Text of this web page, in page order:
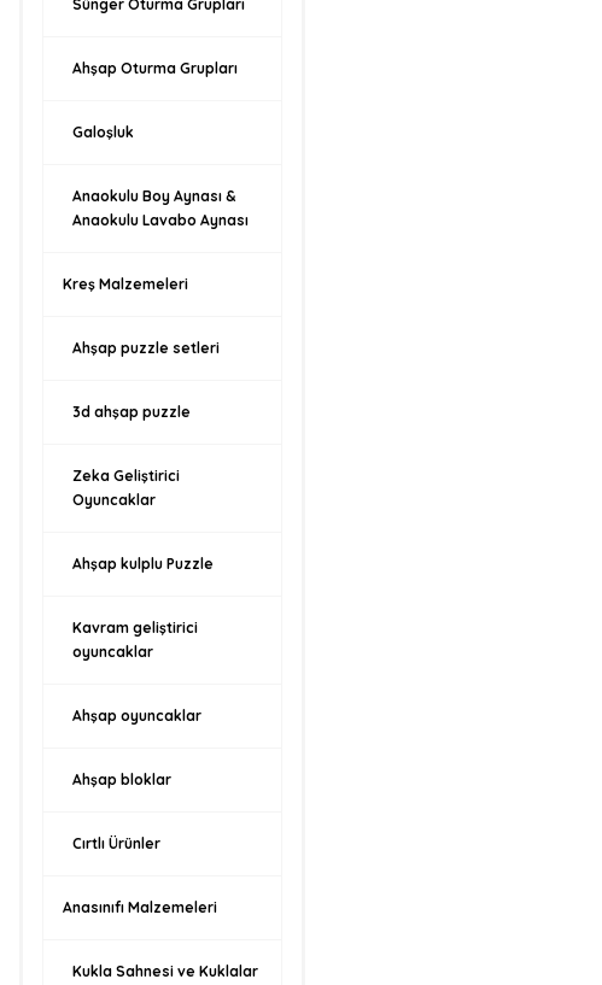
Sünger Oturma Grupları
Ahşap Oturma Grupları
Galoşluk
Anaokulu Boy Aynası &
Anaokulu Lavabo Aynası
Kreş Malzemeleri
Ahşap puzzle setleri
3d ahşap puzzle
Zeka Geliştirici
Oyuncaklar
Ahşap kulplu Puzzle
Kavram geliştirici
oyuncaklar
Ahşap oyuncaklar
Ahşap bloklar
Cırtlı Ürünler
Anasınıfı Malzemeleri
Kukla Sahnesi ve Kuklalar